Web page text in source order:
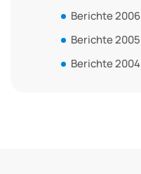
Berichte 2006
Berichte 2005
Berichte 2004